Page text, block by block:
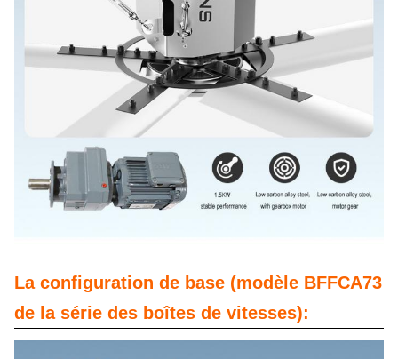
La configuration de base (modèle BFFCA73
de la série des boîtes de vitesses):